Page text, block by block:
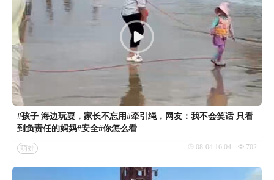
#孩子 海边玩耍，家长不忘用#牵引绳，网友：我不会笑话 只看
到负责任的妈妈#安全#你怎么看
萌娃 08-04 16:04 702